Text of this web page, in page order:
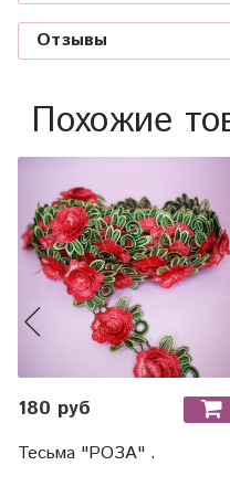
Отзывы
Похожие
180 руб
Тесьма "РОЗА" .